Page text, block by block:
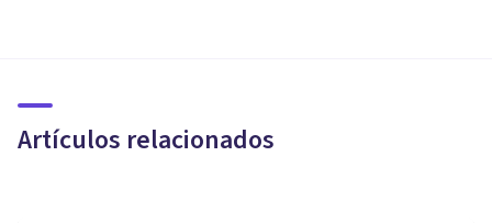
Artículos relacionados
y tratamiento